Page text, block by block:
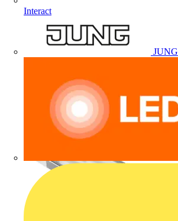
Interact
JUNG